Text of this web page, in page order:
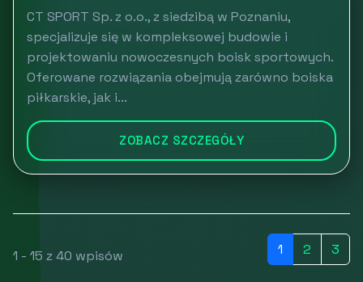
CT SPORT Sp. z o.o., z siedzibą w Poznaniu,
specjalizuje się w kompleksowej budowie i
projektowaniu nowoczesnych boisk sportowych.
Oferowane rozwiązania obejmują zarówno boiska
piłkarskie, jak i...
ZOBACZ SZCZEGÓŁY
1 - 15 z 40 wpisów 1 2 3